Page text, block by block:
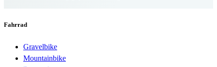
Fahrrad
Gravelbike
Mountainbike